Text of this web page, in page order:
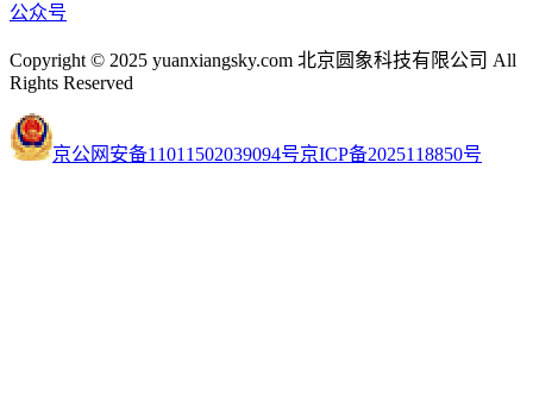
公众号
Copyright © 2025 yuanxiangsky.com 北京圆象科技有限公司 All
Rights Reserved
京公网安备11011502039094号京ICP备2025118850号